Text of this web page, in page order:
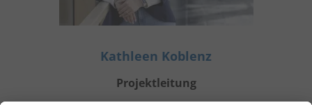
Kathleen Koblenz
Projektleitung